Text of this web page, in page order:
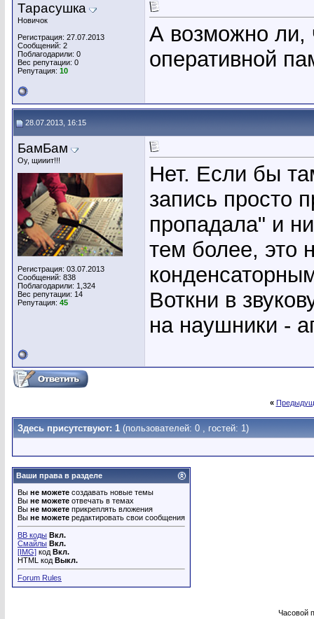
Тарасушка
Новичок
Регистрация: 27.07.2013
Сообщений: 2
Поблагодарили: 0
Вес репутации: 0
Репутация: 10
А возможно ли,
оперативной
28.07.2013, 16:15
БамБам
Оу, щииит!!!
Регистрация: 03.07.2013
Сообщений: 838
Поблагодарили: 1,324
Вес репутации: 14
Репутация: 45
Нет. Если бы
запись просто
пропадала" и
тем более, это
Воткни в
на наушники -
«
Здесь присутствуют: 1 (пользователей: 0 , гостей: 1)
Ваши права в разделе
Вы не можете создавать новые темы
Вы не можете отвечать в темах
Вы не можете прикреплять вложения
Вы не можете редактировать свои сообщения
BB коды Вкл.
Смайлы Вкл.
[IMG] код Вкл.
HTML код Выкл.
Forum Rules
Часовой